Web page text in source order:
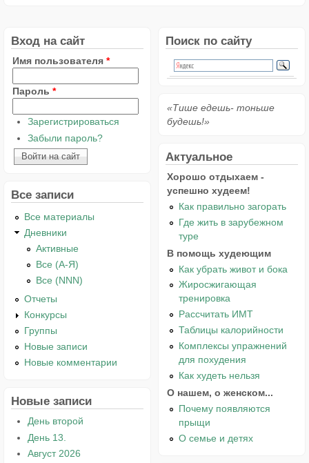
Вход на сайт
Имя пользователя *
Пароль *
Зарегистрироваться
Забыли пароль?
Все записи
Все материалы
Дневники
Активные
Все (А-Я)
Все (NNN)
Отчеты
Конкурсы
Группы
Новые записи
Новые комментарии
Новые записи
День второй
День 13.
Август 2026
Поиск по сайту
«Тише едешь- тоньше
будешь!»
Актуальное
Хорошо отдыхаем -
успешно худеем!
Как правильно загорать
Где жить в зарубежном
туре
В помощь худеющим
Как убрать живот и бока
Жиросжигающая
тренировка
Рассчитать ИМТ
Таблицы калорийности
Комплексы упражнений
для похудения
Как худеть нельзя
О нашем, о женском...
Почему появляются
прыщи
О семье и детях